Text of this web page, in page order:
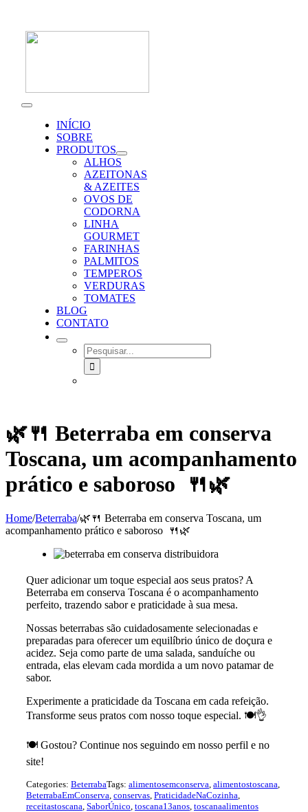
content
Toggle
NavigationINÍCIO
SOBRE
PRODUTOS
ALHOS
AZEITONAS
& AZEITES
OVOS DE
CODORNA
LINHA
GOURMET
FARINHAS
PALMITOS
TEMPEROS
VERDURAS
TOMATES
BLOG
CONTATO
SEARCH
FOR:
🌿🍴 Beterraba em conserva
Toscana, um acompanhamento
prático e saboroso 🍴🌿
Home/Beterraba/🌿🍴 Beterraba em conserva Toscana, um
acompanhamento prático e saboroso 🍴🌿
Quer adicionar um toque especial aos seus pratos? A
Beterraba em conserva Toscana é o acompanhamento
perfeito, trazendo sabor e praticidade à sua mesa.
Nossas beterrabas são cuidadosamente selecionadas e
preparadas para oferecer um equilíbrio único de doçura e
acidez. Seja como parte de uma salada, sanduíche ou
entrada, elas elevam cada mordida a um novo patamar de
sabor.
Experimente a praticidade da Toscana em cada refeição.
Transforme seus pratos com nosso toque especial. 🍽️👌
🍽️ Gostou? Continue nos seguindo em nosso perfil e no
site!
Categories: BeterrabaTags: alimentosemconserva alimentostoscana
BeterrabaEmConserva conservas, PraticidadeNaCozinha
receitastoscana SaborÚnico toscana13anos, toscanaalimentos